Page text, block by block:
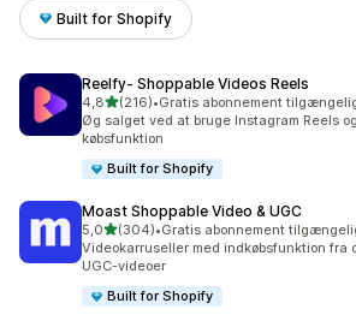
Built for Shopify
Reelfy‑ Shoppable Videos Reels
4,8ud af 5 stjerner
(216)
216 anmeldelser i alt
•Gratis abonnement
Øg salget ved at bruge Instagram Reels
købsfunktion
Built for Shopify
Moast Shoppable Video & UGC
5,0ud af 5 stjerner
(304)
304 anmeldelser i alt
•Gratis abonnement
Videokarruseller med indkøbsfunktion fra
UGC-videoer
Built for Shopify